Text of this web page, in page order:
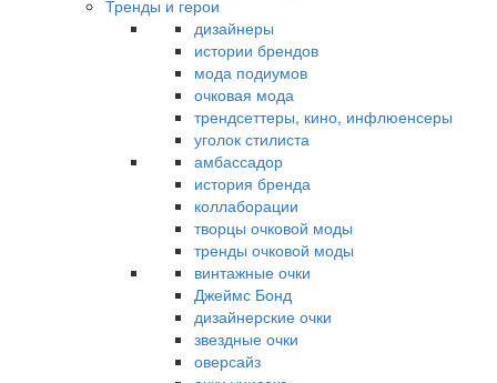
Тренды и герои
дизайнеры
истории брендов
мода подиумов
очковая мода
трендсеттеры, кино, инфлюенсеры
уголок стилиста
амбассадор
история бренда
коллаборации
творцы очковой моды
тренды очковой моды
винтажные очки
Джеймс Бонд
дизайнерские очки
звездные очки
оверсайз